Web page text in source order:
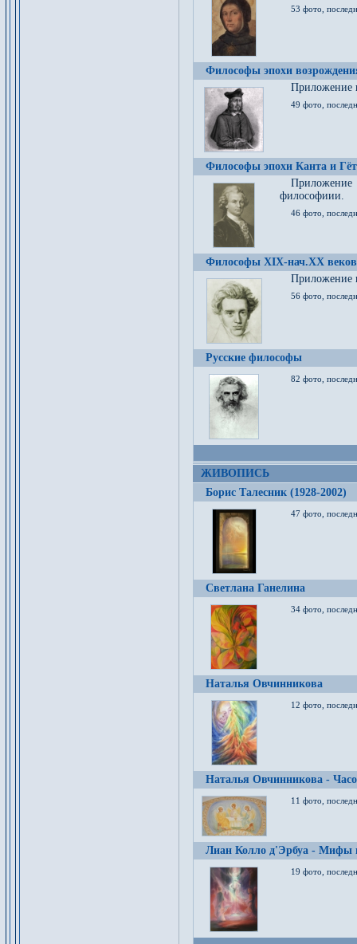
53 фото,
Философы эпохи
Приложение
49 фото,
Философы эпохи Канта и
философиии.
46 фото,
Философы XIX-нач.XX веков
Приложение
56 фото,
Русские философы
82 фото,
ЖИВОПИСЬ
Борис Талесник (1928-2002)
47 фото,
Светлана Ганелина
34 фото,
Наталья Овчинникова
12 фото,
Наталья Овчинникова -
11 фото,
Лиан Колло д'Эрбуа - Мифы
19 фото,